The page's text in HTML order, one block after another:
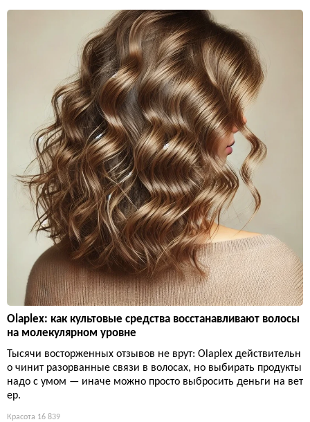
Olaplex: как культовые средства восстанавливают волосы
на молекулярном уровне
Тысячи восторженных отзывов не врут: Olaplex действительн
о чинит разорванные связи в волосах, но выбирать продукты
надо с умом — иначе можно просто выбросить деньги на вет
ер.
Красота 16 839